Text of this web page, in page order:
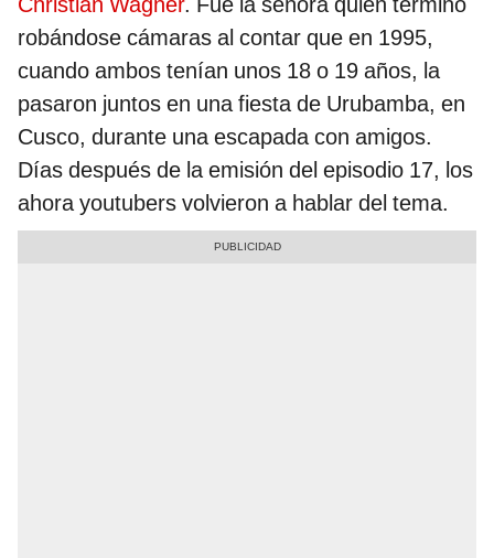
robándose cámaras al contar que en 1995,
cuando ambos tenían unos 18 o 19 años, la
pasaron juntos en una fiesta de Urubamba, en
Cusco, durante una escapada con amigos.
Días después de la emisión del episodio 17, los
ahora youtubers volvieron a hablar del tema.